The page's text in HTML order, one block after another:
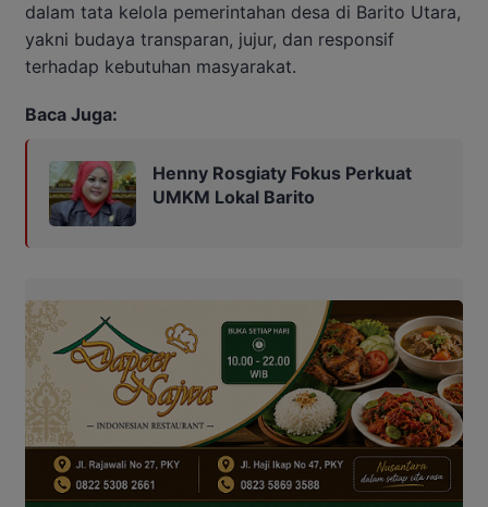
dalam tata kelola pemerintahan desa di Barito Utara,
yakni budaya transparan, jujur, dan responsif
terhadap kebutuhan masyarakat.
Baca Juga:
Henny Rosgiaty Fokus Perkuat
UMKM Lokal Barito